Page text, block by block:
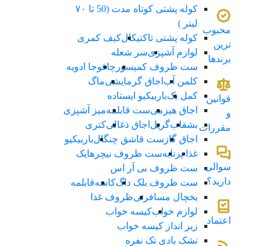
محبوب
ترین
برندها
قوانین
و
مقررات
سوالی
دارید؟
اعتماد
کوله پشتی کوتاه مدت (50 تا ۷۰
لیتر )
کوله پشتی تاکتیکالکیف کمری
لوازم آشپزیسر شعله
ست ظروف کمپسور چاقوجا ادویه
کلمن آب اجاق گرمایشیماگ
کمل بکباربیکیو ایستاده
اجاق هیزمیست قابلمهمیز آشپزی
بشقابگریل اجاق ذغالیکتری
اجاق گاز ست قاشق چنگالباربیکیو
غذا پز تابهست ظروف نیچرهایک
ست ظروف بی آر اس
ست ظروف بلک داگکاسهقابلمه
یخچال مسافرتیظروف غذا
لوازم خوابکیسه خواب
زیر انداز کیسه خواب
تشک بادی تک نفره